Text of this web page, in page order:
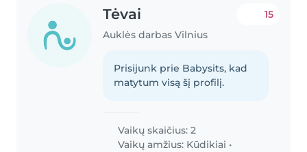
Tėvai
Auklės darbas Vilnius
15
Prisijunk prie Babysits, kad
matytum visą šį profilį.
Vaikų skaičius: 2
Vaikų amžius: Kūdikiai •